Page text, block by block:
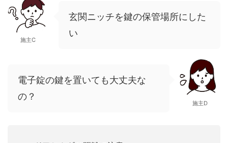
施主C
玄関ニッチを鍵の保管場所にした
い
電子錠の鍵を置いても大丈夫な
の？
施主D